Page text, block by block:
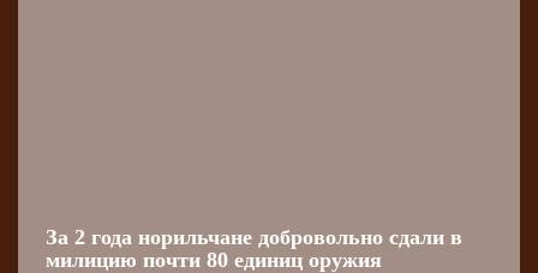
За 2 года норильчане добровольно сдали в
милицию почти 80 единиц оружия